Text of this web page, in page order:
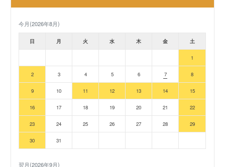
今月(2026年8月)
日 月 火 水 木 金 土
1
2 3 4 5 6 7 8
9 10 11 12 13 14 15
16 17 18 19 20 21 22
23 24 25 26 27 28 29
30 31
翌月(2026年9月)